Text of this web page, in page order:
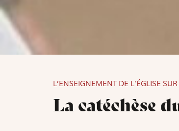
L’ENSEIGNEMENT DE L’ÉGLISE
La catéchèse